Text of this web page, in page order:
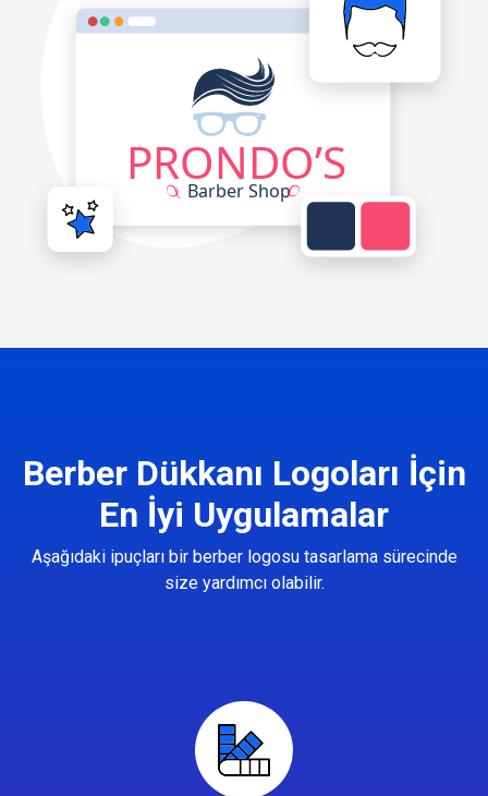
Berber Dükkanı Logoları İçin
En İyi Uygulamalar
Aşağıdaki ipuçları bir berber logosu tasarlama sürecinde
size yardımcı olabilir.